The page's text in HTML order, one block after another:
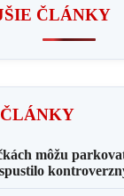
ČLÁNKY
môžu